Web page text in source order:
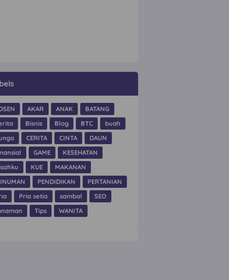
AKAR ANAK
BATANG
Bisnis Blog BTC
buah
CERITA CINTA
DAUN
GAME
KESEHATAN
KUE
MAKANAN
PENDIDIKAN
PERTANIAN
Pria setia sambal
SEO
Tips WANITA